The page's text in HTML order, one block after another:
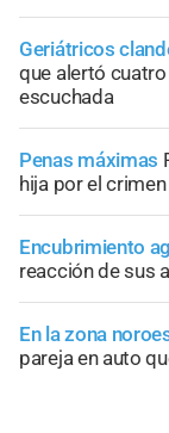
Geriátricos
que alertó
escuchada
Penas máximas
hija por el
Encubrimiento
reacción de sus
En la zona
pareja en auto